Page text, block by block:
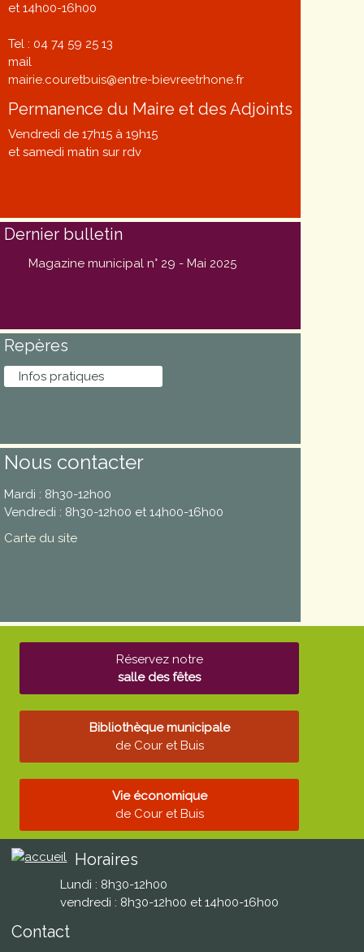
et 14h00-16h00
Tel : 04 74 59 25 13
mail
mairie.couretbuis@entre-bievreetrhone.fr
Permanence du Maire et des Adjoints
Vendredi de 17h15 à 19h15
et samedi matin sur rdv
Dernier bulletin
Magazine municipal n° 29 - Mai 2025
Repères
Infos pratiques
Nous contacter
Mardi : 8h30-12h00
Vendredi : 8h30-12h00 et 14h00-16h00
Carte du site
Réservez notre
salle des fêtes
Bibliothèque municipale
de Cour et Buis
Vie économique
de Cour et Buis
Horaires
Lundi : 8h30-12h00
vendredi : 8h30-12h00 et 14h00-16h00
Contact